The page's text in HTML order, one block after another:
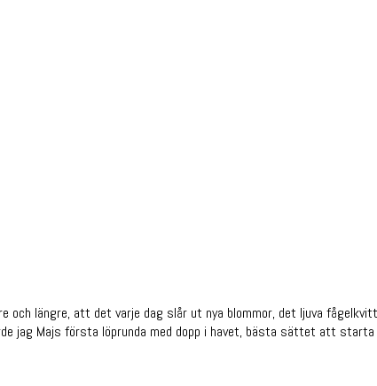
längre, att det varje dag slår ut nya blommor, det ljuva
jag Majs första löprunda med dopp i havet, bästa sättet att starta